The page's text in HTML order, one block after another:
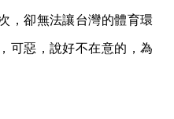
，卻無法讓台灣的體育環
可惡，說好不在意的，為